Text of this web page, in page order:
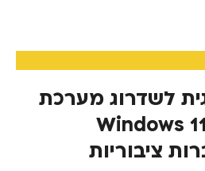
לשדרוג מערכת
מגנא: המעבר ל-Windows 11
ציבוריות